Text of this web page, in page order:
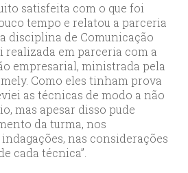
satisfeita com o que foi
tempo e relatou a parceria
disciplina de Comunicação
realizada em parceria com a
empresarial, ministrada pela
Como eles tinham prova
as técnicas de modo a não
mas apesar disso pude
da turma, nos
nas considerações
cada técnica”.